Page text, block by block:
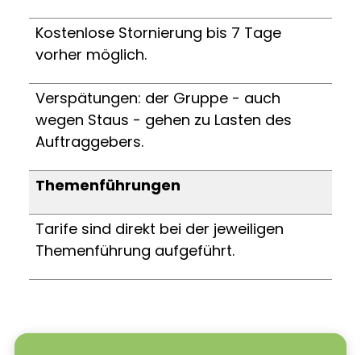
Kostenlose Stornierung bis 7 Tage
vorher möglich.
Verspätungen: der Gruppe - auch
wegen Staus - gehen zu Lasten des
Auftraggebers.
Themenführungen
Tarife sind direkt bei der jeweiligen
Themenführung aufgeführt.